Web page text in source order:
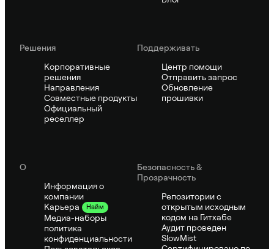
Решения
Корпоративные
решения
Направления
Совместные продукты
Официальный
реселлер
Поддерживать
Центр помощи
Отправить запрос
Обновление
прошивки
О
Информация о
компании
Карьера
Найм
Медиа-наборы
политика
конфиденциальности
Безопасность &
Прозрачность
Репозитории с
открытым исходным
кодом на Гитхабе
Аудит проведен
SlowMist